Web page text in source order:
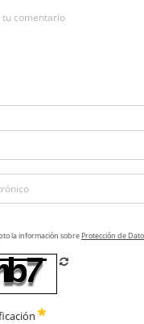
la información sobre Protección de